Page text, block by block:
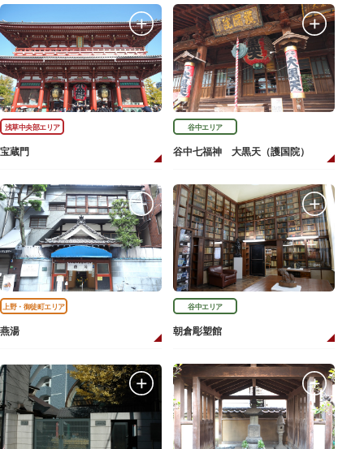
浅草中央部エリア
宝蔵門
谷中エリア
谷中七福神 大黒天（護国院）
上野・御徒町エリア
燕湯
谷中エリア
朝倉彫塑館